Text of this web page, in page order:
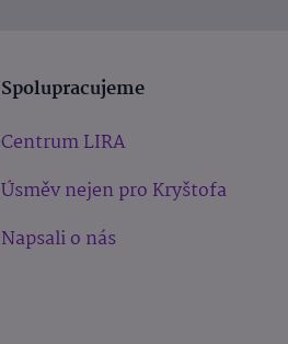
Spolupracujeme
Centrum LIRA
Úsměv nejen pro Kryštofa
Napsali o nás